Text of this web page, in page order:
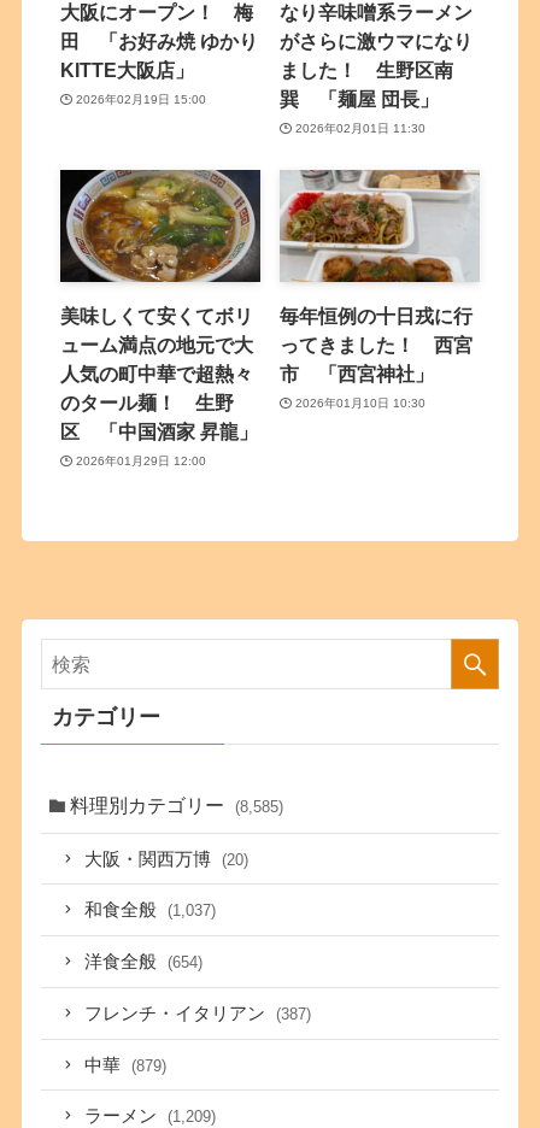
大阪にオープン！ 梅
田 「お好み焼 ゆかり
KITTE大阪店」
2026年02月19日 15:00
なり辛味噌系ラーメン
がさらに激ウマになり
ました！ 生野区南
巽 「麺屋 団長」
2026年02月01日 11:30
美味しくて安くてボリ
ューム満点の地元で大
人気の町中華で超熱々
のタール麺！ 生野
区 「中国酒家 昇龍」
2026年01月29日 12:00
毎年恒例の十日戎に行
ってきました！ 西宮
市 「西宮神社」
2026年01月10日 10:30
カテゴリー
料理別カテゴリー (8,585)
大阪・関西万博 (20)
和食全般 (1,037)
洋食全般 (654)
フレンチ・イタリアン (387)
中華 (879)
ラーメン (1,209)